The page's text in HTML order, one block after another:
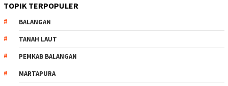
TOPIK TERPOPULER
BALANGAN
TANAH LAUT
PEMKAB BALANGAN
MARTAPURA